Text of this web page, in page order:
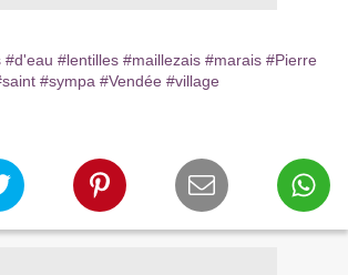
#d'eau #lentilles #maillezais #marais #Pierre
#sympa #Vendée #village